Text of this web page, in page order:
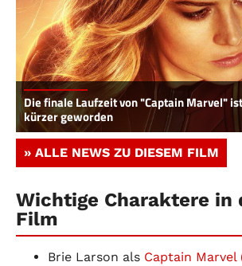
Die finale Laufzeit von "Captain Marvel"
kürzer geworden
» ALLE NEWS ZU DIESEM FILM
Wichtige Charaktere in
Film
Brie Larson als Captain Marvel